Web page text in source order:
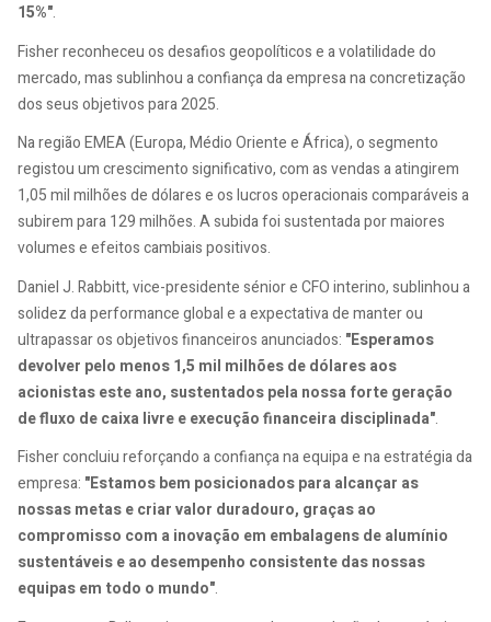
15%".
Fisher reconheceu os desafios geopolíticos e a volatilidade do
mercado, mas sublinhou a confiança da empresa na concretização
dos seus objetivos para 2025.
Na região EMEA (Europa, Médio Oriente e África), o segmento
registou um crescimento significativo, com as vendas a atingirem
1,05 mil milhões de dólares e os lucros operacionais comparáveis a
subirem para 129 milhões. A subida foi sustentada por maiores
volumes e efeitos cambiais positivos.
Daniel J. Rabbitt, vice-presidente sénior e CFO interino, sublinhou a
solidez da performance global e a expectativa de manter ou
ultrapassar os objetivos financeiros anunciados: "Esperamos
devolver pelo menos 1,5 mil milhões de dólares aos
acionistas este ano, sustentados pela nossa forte geração
de fluxo de caixa livre e execução financeira disciplinada".
Fisher concluiu reforçando a confiança na equipa e na estratégia da
empresa: "Estamos bem posicionados para alcançar as
nossas metas e criar valor duradouro, graças ao
compromisso com a inovação em embalagens de alumínio
sustentáveis e ao desempenho consistente das nossas
equipas em todo o mundo".